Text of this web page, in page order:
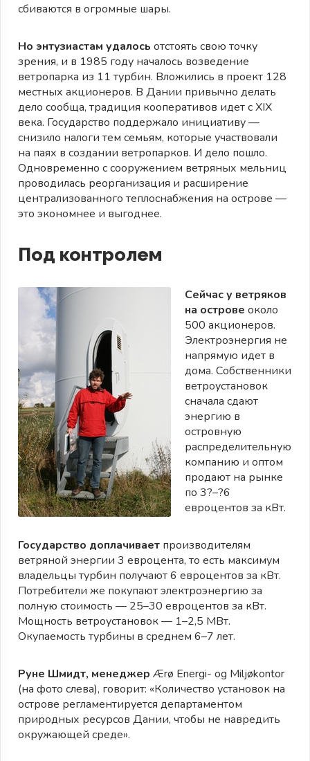
сбиваются в огромные шары.
Но энтузиастам удалось отстоять свою точку
зрения, и в 1985 году началось возведение
ветропарка из 11 турбин. Вложились в проект 128
местных акционеров. В Дании привычно делать
дело сообща, традиция кооперативов идет с XIX
века. Государство поддержало инициативу —
снизило налоги тем семьям, которые участвовали
на паях в создании ветропарков. И дело пошло.
Одновременно с сооружением ветряных мельниц
проводилась реорганизация и расширение
централизованного теплоснабжения на острове —
это экономнее и выгоднее.
Под контролем
Сейчас у ветряков
на острове около
500 акционеров.
Электроэнергия не
напрямую идет в
дома. Собственники
ветроустановок
сначала сдают
энергию в
островную
распределительную
компанию и оптом
продают на рынке
по 3?–?6
евроцентов за кВт.
Государство доплачивает производителям
ветряной энергии 3 евроцента, то есть максимум
владельцы турбин получают 6 евроцентов за кВт.
Потребители же покупают электроэнергию за
полную стоимость — 25–30 евроцентов за кВт.
Мощность ветроустановок — 1–2,5 МВт.
Окупаемость турбины в среднем 6–7 лет.
Руне Шмидт, менеджер Ærø Energi- og Miljøkontor
(на фото слева), говорит: «Количество установок на
острове регламентируется департаментом
природных ресурсов Дании, чтобы не навредить
окружающей среде».